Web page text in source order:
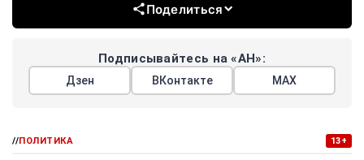
Поделиться
Подписывайтесь на «АН»:
Дзен ВКонтакте МАХ
//ПОЛИТИКА 13+